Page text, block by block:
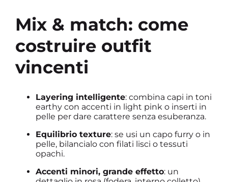
Mix & match: come
costruire outfit
vincenti
Layering intelligente: combina capi in toni
earthy con accenti in light pink o inserti in
pelle per dare carattere senza esuberanza.
Equilibrio texture: se usi un capo furry o in
pelle, bilancialo con filati lisci o tessuti
opachi.
Accenti minori, grande effetto: un